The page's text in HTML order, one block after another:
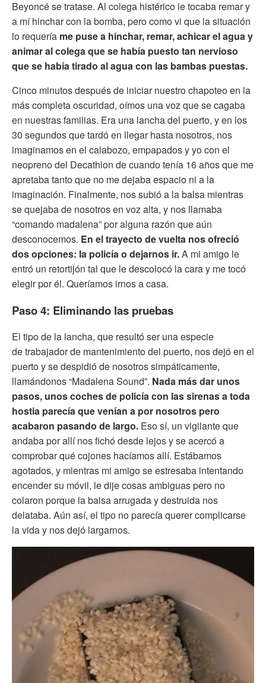
Beyoncé se tratase. Al colega histérico le tocaba remar y
a mí hinchar con la bomba, pero como vi que la situación
lo requería me puse a hinchar, remar, achicar el agua y
animar al colega que se había puesto tan nervioso
que se había tirado al agua con las bambas puestas.
Cinco minutos después de iniciar nuestro chapoteo en la
más completa oscuridad, oímos una voz que se cagaba
en nuestras familias. Era una lancha del puerto, y en los
30 segundos que tardó en llegar hasta nosotros, nos
imaginamos en el calabozo, empapados y yo con el
neopreno del Decathlon de cuando tenía 16 años que me
apretaba tanto que no me dejaba espacio ni a la
imaginación. Finalmente, nos subió a la balsa mientras
se quejaba de nosotros en voz alta, y nos llamaba
“comando madalena” por alguna razón que aún
desconocemos. En el trayecto de vuelta nos ofreció
dos opciones: la policía o dejarnos ir.A mi amigo le
entró un retortijón tal que le descolocó la cara y me tocó
elegir por él. Queríamos irnos a casa.
Paso 4: Eliminando las pruebas
El tipo de la lancha, que resultó ser una especie
de trabajador de mantenimiento del puerto, nos dejó en el
puerto y se despidió de nosotros simpáticamente,
llamándonos “Madalena Sound”. Nada más dar unos
pasos, unos coches de policía con las sirenas a toda
hostia parecía que venían a por nosotros pero
acabaron pasando de largo. Eso sí, un vigilante que
andaba por allí nos fichó desde lejos y se acercó a
comprobar qué cojones hacíamos allí. Estábamos
agotados, y mientras mi amigo se estresaba intentando
encender su móvil, le dije cosas ambiguas pero no
colaron porque la balsa arrugada y destruida nos
delataba. Aún así, el tipo no parecía querer complicarse
la vida y nos dejó largarnos.